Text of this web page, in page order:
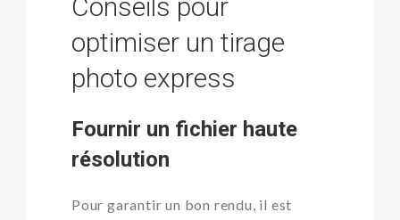
Conseils pour
optimiser un tirage
photo express
Fournir un fichier haute
résolution
Pour garantir un bon rendu, il est